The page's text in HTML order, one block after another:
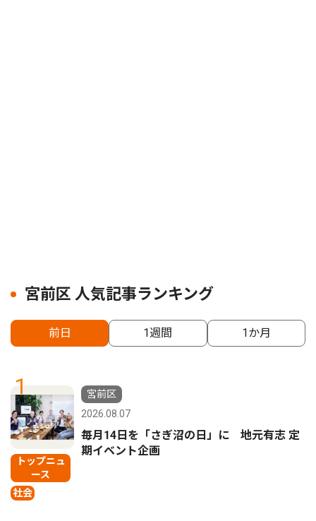
宮前区 人気記事ランキング
前日 1週間 1か月
1
トップニュ
ース
社会
宮前区
2026.08.07
毎月14日を「さぎ沼の日」に 地元有志 定
期イベント企画